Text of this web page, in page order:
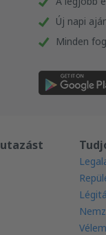
Új napi
Minden